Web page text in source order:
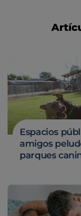
Espacios
amigos
parques